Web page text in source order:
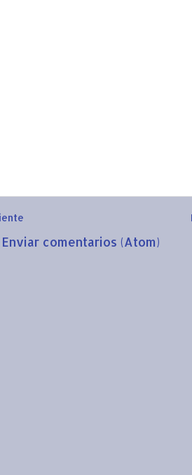
Enviar comentarios (Atom)